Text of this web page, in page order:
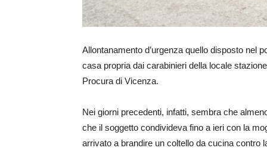
Allontanamento d’urgenza quello disposto nel
casa propria dai carabinieri della locale
Procura di Vicenza.
Nei giorni precedenti, infatti, sembra che
che il soggetto condivideva fino a ieri con la
arrivato a brandire un coltello da cucina contro